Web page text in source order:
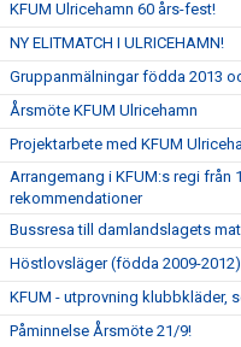
KFUM Ulricehamn 60 års-fest!
NY ELITMATCH I ULRICEHAMN!
Gruppanmälningar födda 2013
Årsmöte KFUM Ulricehamn
Projektarbete med KFUM
Arrangemang i KFUM:s regi från
rekommendationer
Bussresa till damlandslagets
Höstlovsläger (födda 2009-2012)
KFUM - utprovning klubbkläder,
Påminnelse Årsmöte 21/9!